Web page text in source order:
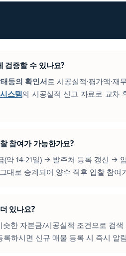
검증할 수 있나요?
등의 확인서로 시공실적·평가액·재
스템의 시공실적 신고 자료로 교차
참여가 가능한가요?
(약 14-21일) → 발주처 등록 갱신 →
대로 승계되어 양수 직후 입찰 참여
있나요?
슷한 자본금/시공실적 조건으로 검
록하시면 신규 매물 등록 시 즉시 알